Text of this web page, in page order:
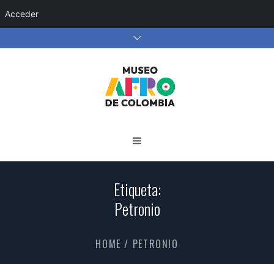
Acceder
Etiqueta:
Petronio
HOME / PETRONIO